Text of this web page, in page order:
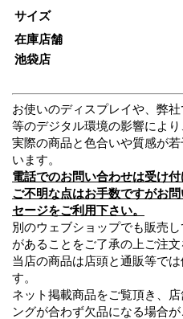
サイズ
在庫店舗
池袋店
お使いのディスプレイや、弊
等のデジタル環境の影響により
実際の商品と色合いや質感が
います。
電話でのお問い合わせは受け付
ご不明な点はお手数ですがお
セージをご利用下さい。
別のウェブショップでも販売
があることをご了承の上ご注文
当店の商品は店頭と通販等で
す。
ネット掲載商品をご覧頂き、
ングが合わず欠品になる場合